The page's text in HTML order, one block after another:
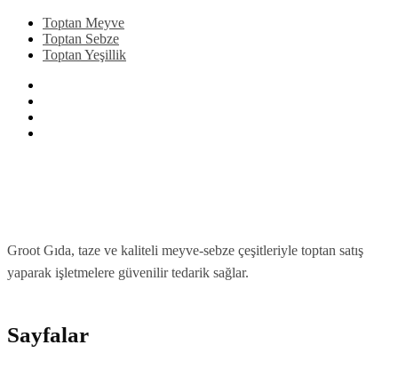
Toptan Meyve
Toptan Sebze
Toptan Yeşillik
Groot Gıda, taze ve kaliteli meyve-sebze çeşitleriyle toptan satış
yaparak işletmelere güvenilir tedarik sağlar.
Sayfalar